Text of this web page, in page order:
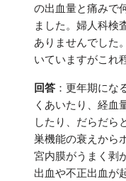
の出血量と痛みで
ました。婦人科検
ありませんでした
いていますがこれ
回答 ：更年期にな
くあいたり、経血
したり、だらだら
巣機能の衰えから
宮内膜がうまく剥
出血や不正出血が